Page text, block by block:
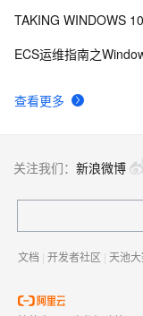
Express
查看更多
TAKING WINDOWS
ECS运维指南之
关注我们： 新浪微博
文档 | 开发者社区 | 天池